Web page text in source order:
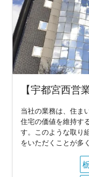
【宇都宮西営
当社の業務は、住ま
住宅の価値を維持す
す。このような取り
をいただくことが多